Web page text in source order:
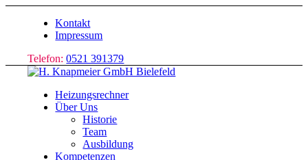
Kontakt
Impressum
Telefon:0521 391379
Heizungsrechner
Über Uns
Historie
Team
Ausbildung
Kompetenzen